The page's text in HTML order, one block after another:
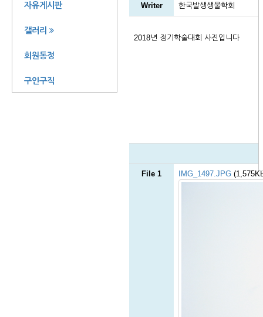
자유게시판
갤러리
회원동정
구인구직
Writer 한국발생생물학회
2018년 정기학술대회 사진입니다
File 1 IMG_1497.JPG